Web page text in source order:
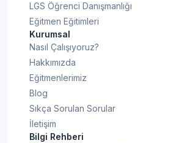
LGS Öğrenci Danışmanlığı
Eğitmen Eğitimleri
Kurumsal
Nasıl Çalışıyoruz?
Hakkımızda
Eğitmenlerimiz
Blog
Sıkça Sorulan Sorular
İletişim
Bilgi Rehberi